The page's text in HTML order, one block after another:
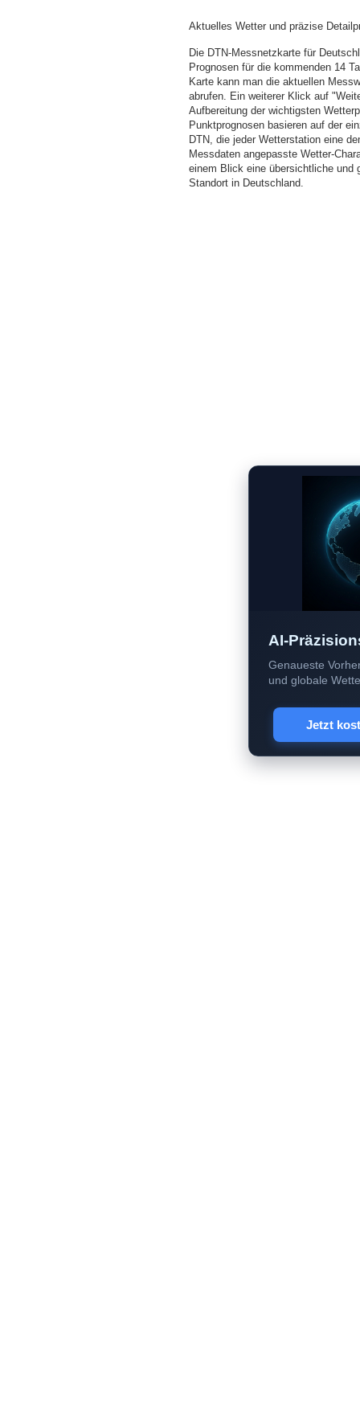
Aktuelles Wetter und präzise
Die DTN-Messnetzkarte für
Prognosen für die kommenden 14
Karte kann man die aktuellen
abrufen. Ein weiterer Klick auf
Aufbereitung der wichtigsten
Punktprognosen basieren auf der
DTN, die jeder Wetterstation eine
Messdaten angepasste Wetter-
einem Blick eine übersichtliche und
Standort in Deutschland.
AI-
Genaueste
und globale
Jetzt